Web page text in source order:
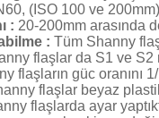
(ISO 100 ve
: 20-200mm arasında
: Tüm Shanny
flaşlar da S1 ve S2
flaşların güc oranını
flaşlar beyaz
flaşlarda ayar